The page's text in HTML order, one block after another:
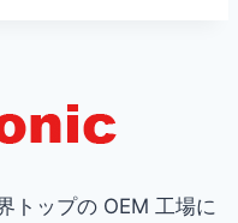
トップの OEM 工場に